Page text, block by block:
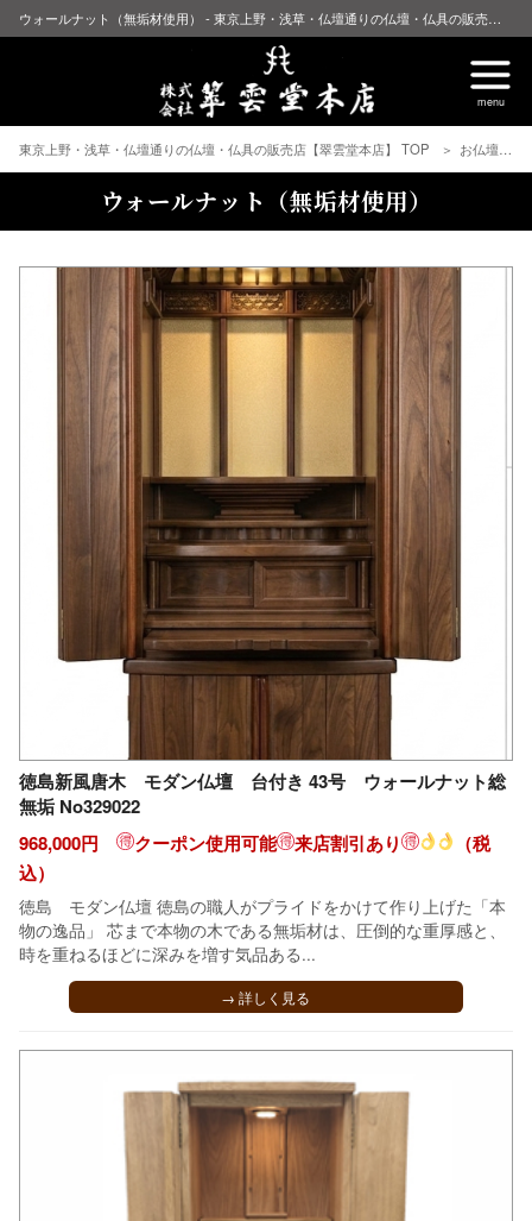
ウォールナット（無垢材使用） - 東京上野・浅草・仏壇通りの仏壇・仏具の販売店【翠雲堂本店】
東京上野・浅草・仏壇通りの仏壇・仏具の販売店【翠雲堂本店】 TOP お仏壇
ウォールナット（無垢材使用）
徳島新風唐木 モダン仏壇 台付き 43号 ウォールナット総
無垢 No329022
968,000円
クーポン使用可能 来店割引あり
（税
込）
徳島 モダン仏壇 徳島の職人がプライドをかけて作り上げた「本
物の逸品」 芯まで本物の木である無垢材は、圧倒的な重厚感と、
時を重ねるほどに深みを増す気品ある...
→ 詳しく見る